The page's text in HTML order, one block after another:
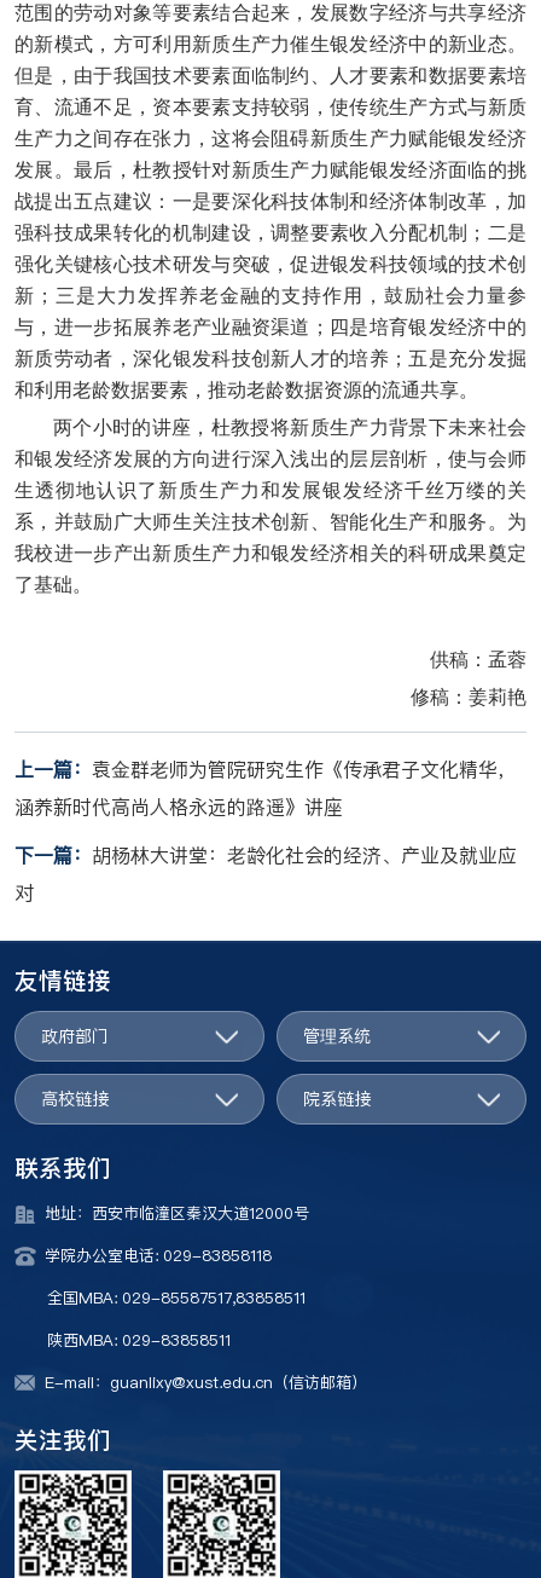
范围的劳动对象等要素结合起来，发展数字经济与共享经济
的新模式，方可利用新质生产力催生银发经济中的新业态。
但是，由于我国技术要素面临制约、人才要素和数据要素培
育、流通不足，资本要素支持较弱，使传统生产方式与新质
生产力之间存在张力，这将会阻碍新质生产力赋能银发经济
发展。最后，杜教授针对新质生产力赋能银发经济面临的挑
战提出五点建议：一是要深化科技体制和经济体制改革，加
强科技成果转化的机制建设，调整要素收入分配机制；二是
强化关键核心技术研发与突破，促进银发科技领域的技术创
新；三是大力发挥养老金融的支持作用，鼓励社会力量参
与，进一步拓展养老产业融资渠道；四是培育银发经济中的
新质劳动者，深化银发科技创新人才的培养；五是充分发掘
和利用老龄数据要素，推动老龄数据资源的流通共享。
两个小时的讲座，杜教授将新质生产力背景下未来社会
和银发经济发展的方向进行深入浅出的层层剖析，使与会师
生透彻地认识了新质生产力和发展银发经济千丝万缕的关
系，并鼓励广大师生关注技术创新、智能化生产和服务。为
我校进一步产出新质生产力和银发经济相关的科研成果奠定
了基础。
供稿：孟蓉
修稿：姜莉艳
上一篇： 袁金群老师为管院研究生作《传承君子文化精华，
涵养新时代高尚人格永远的路遥》讲座
下一篇： 胡杨林大讲堂：老龄化社会的经济、产业及就业应
对
友情链接
政府部门 管理系统
高校链接 院系链接
联系我们
地址：西安市临潼区秦汉大道12000号
学院办公室电话: 029-83858118
全国MBA: 029-85587517,83858511
陕西MBA: 029-83858511
E-mail：guanlixy@xust.edu.cn（信访邮箱）
关注我们